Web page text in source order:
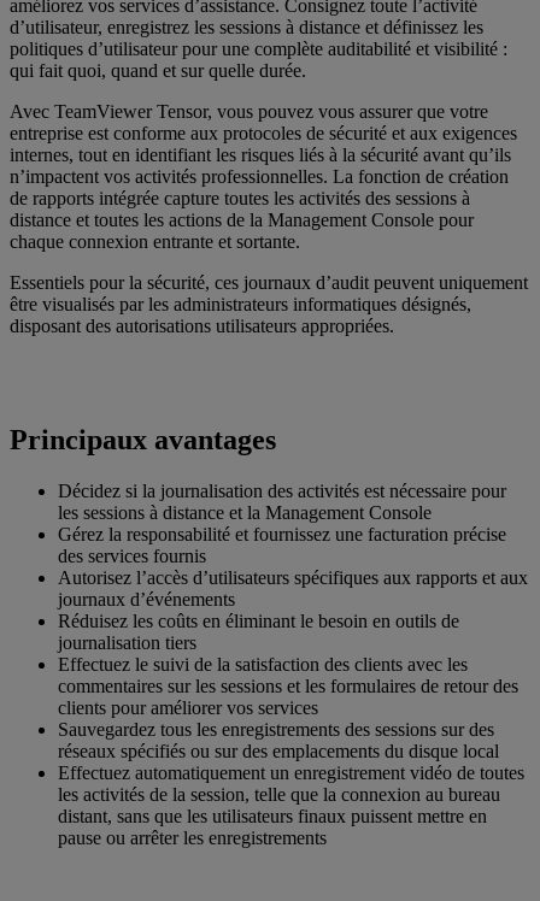
améliorez vos services d’assistance. Consignez toute l’activité
d’utilisateur, enregistrez les sessions à distance et définissez les
politiques d’utilisateur pour une complète auditabilité et visibilité :
qui fait quoi, quand et sur quelle durée.
Avec TeamViewer Tensor, vous pouvez vous assurer que votre
entreprise est conforme aux protocoles de sécurité et aux exigences
internes, tout en identifiant les risques liés à la sécurité avant qu’ils
n’impactent vos activités professionnelles. La fonction de création
de rapports intégrée capture toutes les activités des sessions à
distance et toutes les actions de la Management Console pour
chaque connexion entrante et sortante.
Essentiels pour la sécurité, ces journaux d’audit peuvent uniquement
être visualisés par les administrateurs informatiques désignés,
disposant des autorisations utilisateurs appropriées.
Principaux avantages
Décidez si la journalisation des activités est nécessaire pour
les sessions à distance et la Management Console
Gérez la responsabilité et fournissez une facturation précise
des services fournis
Autorisez l’accès d’utilisateurs spécifiques aux rapports et aux
journaux d’événements
Réduisez les coûts en éliminant le besoin en outils de
journalisation tiers
Effectuez le suivi de la satisfaction des clients avec les
commentaires sur les sessions et les formulaires de retour des
clients pour améliorer vos services
Sauvegardez tous les enregistrements des sessions sur des
réseaux spécifiés ou sur des emplacements du disque local
Effectuez automatiquement un enregistrement vidéo de toutes
les activités de la session, telle que la connexion au bureau
distant, sans que les utilisateurs finaux puissent mettre en
pause ou arrêter les enregistrements